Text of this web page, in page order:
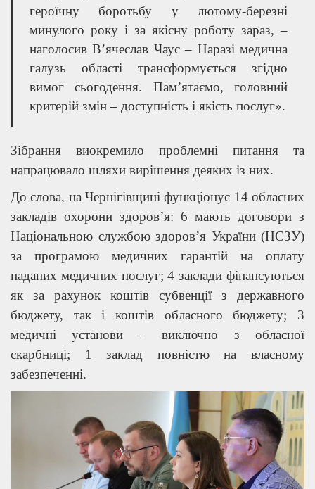
героїчну боротьбу у лютому-березні
минулого року і за якісну роботу зараз, –
наголосив В’ячеслав Чаус – Наразі медична
галузь області трансформується згідно
вимог сьогодення. Пам’ятаємо, головний
критерій змін – доступність і якість послуг».
Зібрання виокремило проблемні питання та
напрацювало шляхи вирішення деяких із них.
До слова, на Чернігівщині функціонує 14 обласних
закладів охорони здоров’я: 6 мають договори з
Національною службою здоров’я України (НСЗУ)
за програмою медичних гарантій на оплату
наданих медичних послуг; 4 заклади фінансуються
як за рахунок коштів субвенції з державного
бюджету, так і коштів обласного бюджету; 3
медичні установи – виключно з обласної
скарбниці; 1 заклад повністю на власному
забезпеченні.